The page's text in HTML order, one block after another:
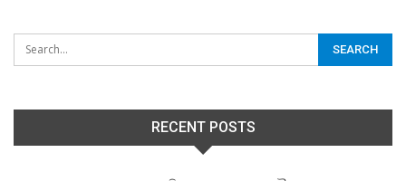
RECENT POSTS